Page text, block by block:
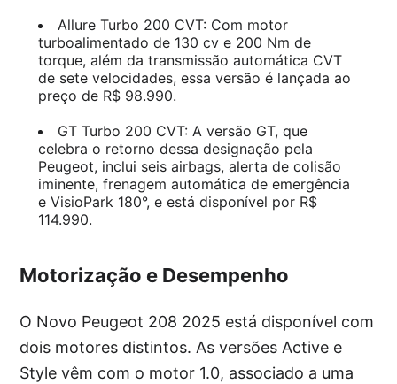
Allure Turbo 200 CVT: Com motor
turboalimentado de 130 cv e 200 Nm de
torque, além da transmissão automática CVT
de sete velocidades, essa versão é lançada ao
preço de R$ 98.990.
GT Turbo 200 CVT: A versão GT, que
celebra o retorno dessa designação pela
Peugeot, inclui seis airbags, alerta de colisão
iminente, frenagem automática de emergência
e VisioPark 180°, e está disponível por R$
114.990.
Motorização e Desempenho
O Novo Peugeot 208 2025 está disponível com
dois motores distintos. As versões Active e
Style vêm com o motor 1.0, associado a uma